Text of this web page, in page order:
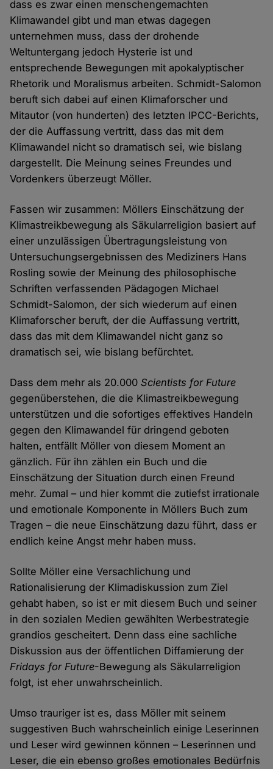
dass es zwar einen menschengemachten
Klimawandel gibt und man etwas dagegen
unternehmen muss, dass der drohende
Weltuntergang jedoch Hysterie ist und
entsprechende Bewegungen mit apokalyptischer
Rhetorik und Moralismus arbeiten. Schmidt-Salomon
beruft sich dabei auf einen Klimaforscher und
Mitautor (von hunderten) des letzten IPCC-Berichts,
der die Auffassung vertritt, dass das mit dem
Klimawandel nicht so dramatisch sei, wie bislang
dargestellt. Die Meinung seines Freundes und
Vordenkers überzeugt Möller.
Fassen wir zusammen: Möllers Einschätzung der
Klimastreikbewegung als Säkularreligion basiert auf
einer unzulässigen Übertragungsleistung von
Untersuchungsergebnissen des Mediziners Hans
Rosling sowie der Meinung des philosophische
Schriften verfassenden Pädagogen Michael
Schmidt-Salomon, der sich wiederum auf einen
Klimaforscher beruft, der die Auffassung vertritt,
dass das mit dem Klimawandel nicht ganz so
dramatisch sei, wie bislang befürchtet.
Dass dem mehr als 20.000Scientists for Future
gegenüberstehen, die die Klimastreikbewegung
unterstützen und die sofortiges effektives Handeln
gegen den Klimawandel für dringend geboten
halten, entfällt Möller von diesem Moment an
gänzlich. Für ihn zählen ein Buch und die
Einschätzung der Situation durch einen Freund
mehr. Zumal – und hier kommt die zutiefst irrationale
und emotionale Komponente in Möllers Buch zum
Tragen – die neue Einschätzung dazu führt, dass er
endlich keine Angst mehr haben muss.
Sollte Möller eine Versachlichung und
Rationalisierung der Klimadiskussion zum Ziel
gehabt haben, so ist er mit diesem Buch und seiner
in den sozialen Medien gewählten Werbestrategie
grandios gescheitert. Denn dass eine sachliche
Diskussion aus der öffentlichen Diffamierung der
Fridays for Future-Bewegung als Säkularreligion
folgt, ist eher unwahrscheinlich.
Umso trauriger ist es, dass Möller mit seinem
suggestiven Buch wahrscheinlich einige Leserinnen
und Leser wird gewinnen können – Leserinnen und
Leser, die ein ebenso großes emotionales Bedürfnis